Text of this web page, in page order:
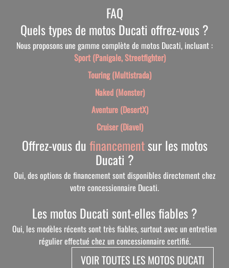
FAQ
Quels types de motos Ducati offrez-vous ?
Nous proposons une gamme complète de motos Ducati, incluant :
Sport (Panigale, Streetfighter)
Touring (Multistrada)
Naked (Monster)
Aventure (DesertX)
Cruiser (Diavel)
Offrez-vous dufinancementsur les motos
Ducati ?
Oui, des options de financement sont disponibles directement chez
votre concessionnaire Ducati.
Les motos Ducati sont-elles fiables ?
Oui, les modèles récents sont très fiables, surtout avec un entretien
régulier effectué chez un concessionnaire certifié.
VOIR TOUTES LES MOTOS DUCATI